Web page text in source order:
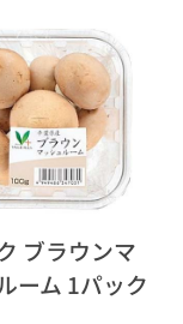
ブラウンマ
ーム 1パック